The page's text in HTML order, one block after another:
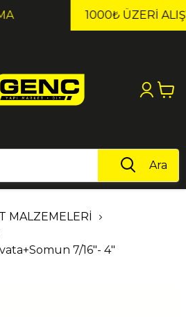
KARGO ÜCRETSİZ!
Ara
MALZEMELERİ
7/16"- 4"